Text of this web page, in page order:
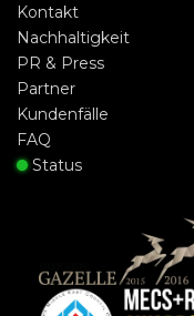
Kontakt
Nachhaltigkeit
PR & Press
Partner
Kundenfälle
FAQ
Status